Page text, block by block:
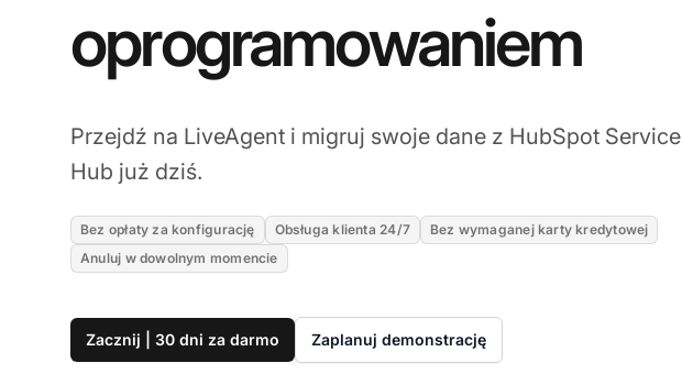
oprogramowaniem
Przejdź na LiveAgent i migruj swoje dane z HubSpot Service
Hub już dziś.
Bez opłaty za konfigurację Obsługa klienta 24/7
Bez wymaganej karty kredytowej
Anuluj w dowolnym momencie
Zacznij | 30 dni za darmo Zaplanuj demonstrację